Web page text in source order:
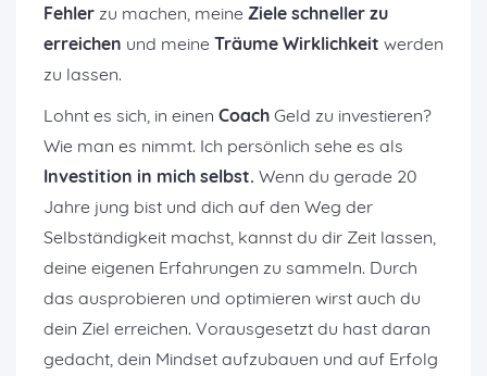
Fehler zu machen, meine Ziele schneller zu
erreichen und meine Träume Wirklichkeit werden
zu lassen.
Lohnt es sich, in einen Coach Geld zu investieren?
Wie man es nimmt. Ich persönlich sehe es als
Investition in mich selbst. Wenn du gerade 20
Jahre jung bist und dich auf den Weg der
Selbständigkeit machst, kannst du dir Zeit lassen,
deine eigenen Erfahrungen zu sammeln. Durch
das ausprobieren und optimieren wirst auch du
dein Ziel erreichen. Vorausgesetzt du hast daran
gedacht, dein Mindset aufzubauen und auf Erfolg